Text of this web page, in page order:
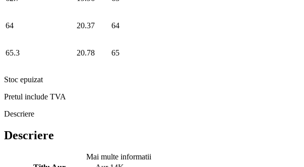
64 20.37 64
65.3 20.78 65
Stoc epuizat
Pretul include TVA
Descriere
Descriere
Mai multe informatii